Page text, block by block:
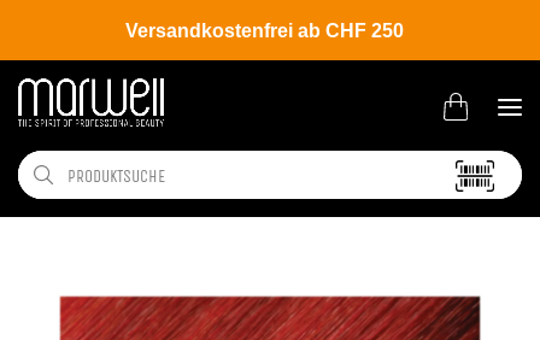
Versandkostenfrei ab CHF 250
Shop Brands L'ANZA Coloration Healing Color